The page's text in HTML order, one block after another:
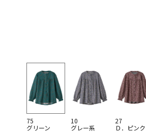
75
グリーン
10
グレー系
27
Ｄ．ピンク